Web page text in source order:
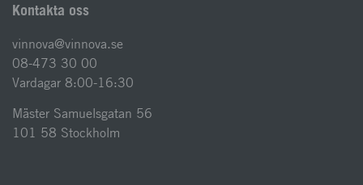
Kontakta oss
vinnova@vinnova.se
08-473 30 00
Vardagar 8:00-16:30
Mäster Samuelsgatan 56
101 58 Stockholm